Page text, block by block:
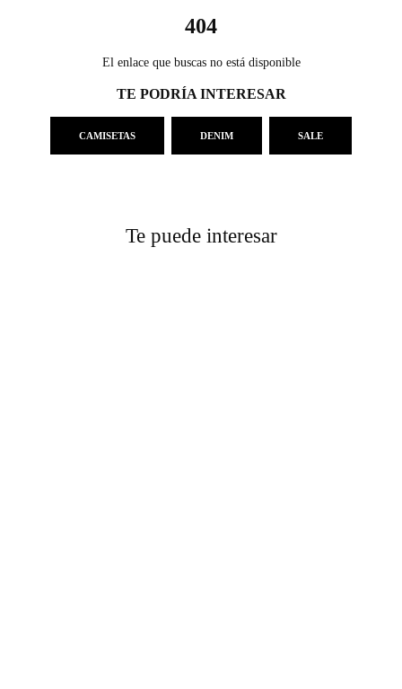
404
El enlace que buscas no está disponible
TE PODRÍA INTERESAR
CAMISETAS DENIM SALE
Te puede interesar